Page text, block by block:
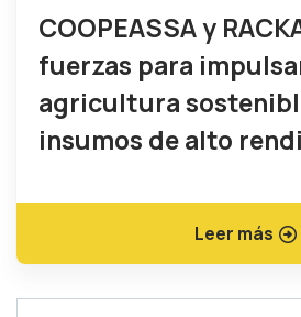
COOPEASSA y
fuerzas para
agricultura
insumos de alto
Leer más